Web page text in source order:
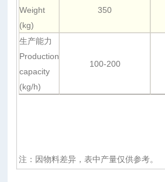
Weight
(kg)
350
生产能力
Production
capacity
(kg/h)
100-200
注：因物料差异，表中产量仅供参考。